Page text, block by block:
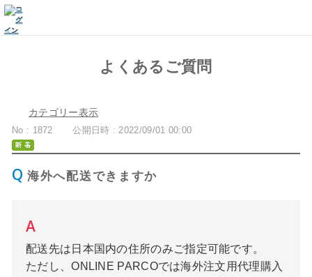
よくあるご質問
カテゴリー表示
No : 1872 公開日時 : 2022/09/01 00:00
海外へ配送できますか
配送先は日本国内の住所のみご指定可能です。
ただし、ONLINE PARCOでは海外注文用代理購入